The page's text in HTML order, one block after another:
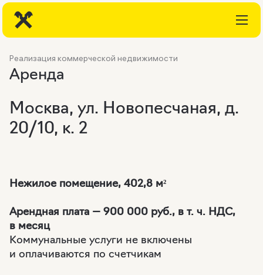
Реализация коммерческой недвижимости
Аренда
Москва, ул. Новопесчаная, д.
20/10, к. 2
Нежилое помещение, 402,8 м²
Арендная плата — 900 000 руб., в т. ч. НДС,
в месяц
Коммунальные услуги не включены
и оплачиваются по счетчикам